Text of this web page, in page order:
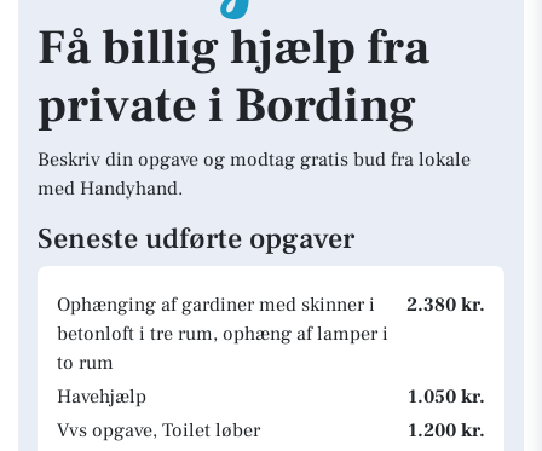
Få billig hjælp fra
private i Bording
Beskriv din opgave og modtag gratis bud fra lokale
med Handyhand.
Seneste udførte opgaver
Ophænging af gardiner med skinner i
betonloft i tre rum, ophæng af lamper i
to rum
2.380 kr.
Havehjælp
1.050 kr.
Vvs opgave, Toilet løber
1.200 kr.